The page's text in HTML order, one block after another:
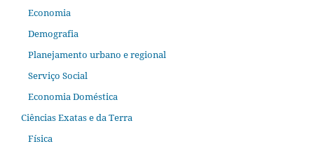
Economia
Demografia
Planejamento urbano e regional
Serviço Social
Economia Doméstica
Ciências Exatas e da Terra
Física